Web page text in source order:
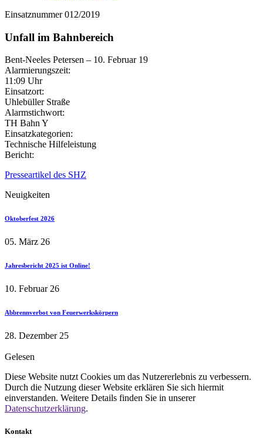
Einsatznummer 012/2019
Unfall im Bahnbereich
Bent-Neeles Petersen – 10. Februar 19
Alarmierungszeit:
11:09 Uhr
Einsatzort:
Uhlebüller Straße
Alarmstichwort:
TH Bahn Y
Einsatzkategorien:
Technische Hilfeleistung
Bericht:
Presseartikel des SHZ
Neuigkeiten
Oktoberfest 2026
05. März 26
Jahresbericht 2025 ist Online!
10. Februar 26
Abbrennverbot von Feuerwerkskörpern
28. Dezember 25
Gelesen
Diese Website nutzt Cookies um das Nutzererlebnis zu verbessern.
Durch die Nutzung dieser Website erklären Sie sich hiermit
einverstanden. Weitere Details finden Sie in unserer
Datenschutzerklärung.
Kontakt